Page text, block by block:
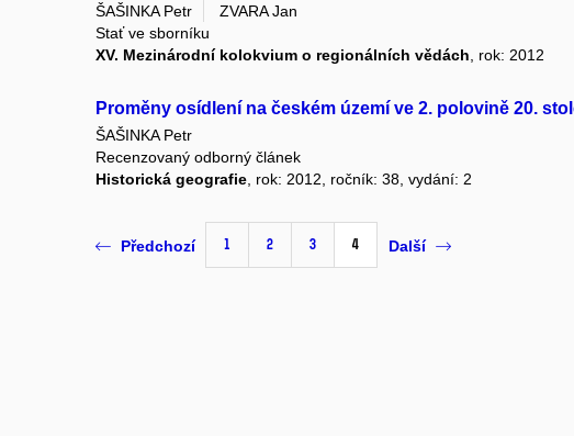
ŠAŠINKA Petr
ZVARA Jan
Stať ve sborníku
XV. Mezinárodní kolokvium o regionálních vědách , rok: 2012
Proměny osídlení na českém území ve 2. polovině 20.
ŠAŠINKA Petr
Recenzovaný odborný článek
Historická geografie , rok: 2012, ročník: 38, vydání: 2
Předchozí 1 2 3 4 Další